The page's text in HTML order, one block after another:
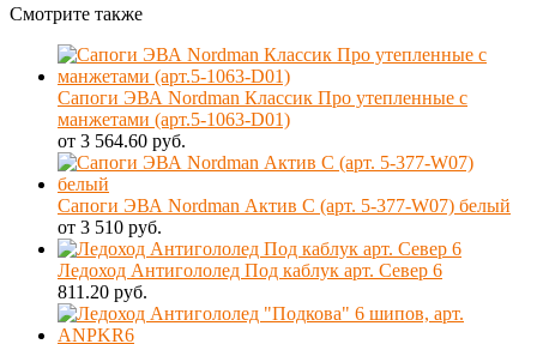
Смотрите также
Сапоги ЭВА Nordman Классик Про утепленные с
манжетами (арт.5-1063-D01)
от 3 564.60 руб.
Сапоги ЭВА Nordman Актив С (арт. 5-377-W07) белый
от 3 510 руб.
Ледоход Антигололед Под каблук арт. Север 6
811.20 руб.